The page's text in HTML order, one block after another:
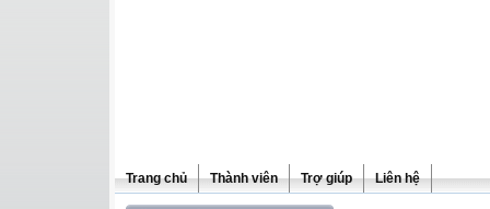
Trang chủ Thành viên Trợ giúp Liên hệ